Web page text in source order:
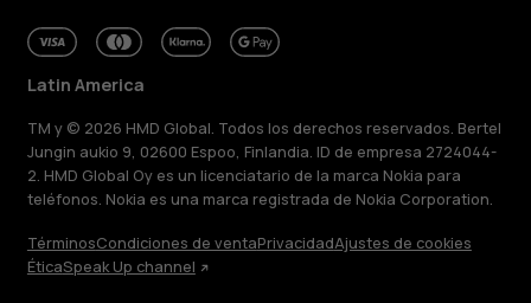
Latin America
TM y © 2026 HMD Global. Todos los derechos reservados. Bertel
Jungin aukio 9, 02600 Espoo, Finlandia. ID de empresa 2724044-
2. HMD Global Oy es un licenciatario de la marca Nokia para
teléfonos. Nokia es una marca registrada de Nokia Corporation.
TérminosCondiciones de ventaPrivacidadAjustes de cookies
ÉticaSpeak Up channel